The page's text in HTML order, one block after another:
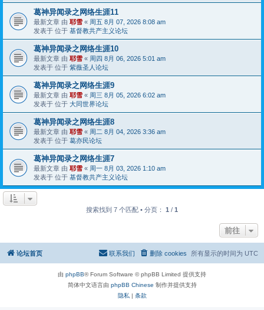
葛神异闻录之网络生涯11
最新文章 由 耶雪 « 周五 8月 07, 2026 8:08 am
发表于 位于 基督教共产主义论坛
葛神异闻录之网络生涯10
最新文章 由 耶雪 « 周四 8月 06, 2026 5:01 am
发表于 位于 紫薇圣人论坛
葛神异闻录之网络生涯9
最新文章 由 耶雪 « 周三 8月 05, 2026 6:02 am
发表于 位于 大同世界论坛
葛神异闻录之网络生涯8
最新文章 由 耶雪 « 周二 8月 04, 2026 3:36 am
发表于 位于 葛亦民论坛
葛神异闻录之网络生涯7
最新文章 由 耶雪 « 周一 8月 03, 2026 1:10 am
发表于 位于 基督教共产主义论坛
搜索找到 7 个匹配 • 分页： 1 / 1
前往
论坛首页 所有显示的时间为 UTC
删除 cookies
联系我们
由 phpBB® Forum Software © phpBB Limited 提供支持
简体中文语言由 phpBB Chinese 制作并提供支持
隐私 | 条款